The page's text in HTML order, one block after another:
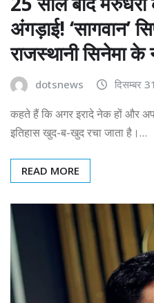
अंगड़ाई! ‘सागवान’
राजस्थानी सिनेमा
dotsnews दिसम्बर
कहते हैं कि अगर इरादे नेक हों और
इतिहास खुद-ब-खुद रचा जाता है।…
READ MORE